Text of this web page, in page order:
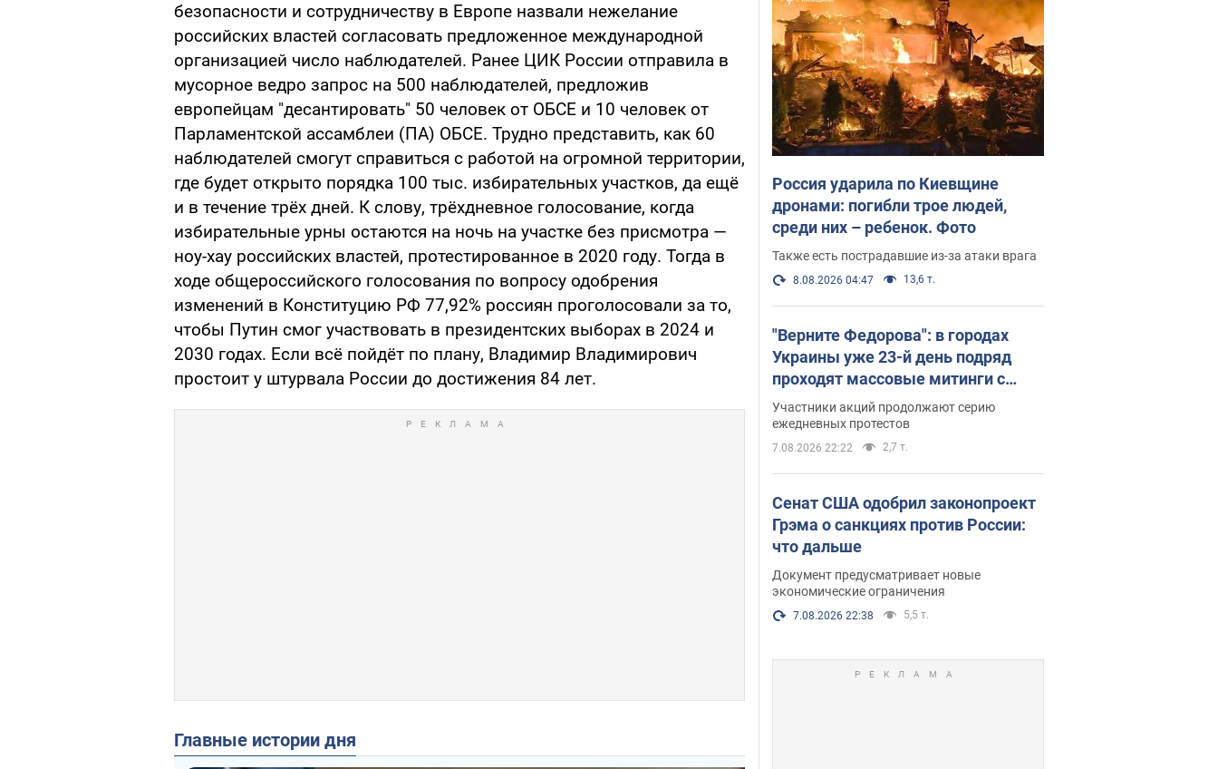
безопасности и сотрудничеству в Европе назвали нежелание
российских властей согласовать предложенное международной
организацией число наблюдателей. Ранее ЦИК России отправила в
мусорное ведро запрос на 500 наблюдателей, предложив
европейцам "десантировать" 50 человек от ОБСЕ и 10 человек от
Парламентской ассамблеи (ПА) ОБСЕ. Трудно представить, как 60
наблюдателей смогут справиться с работой на огромной территории,
где будет открыто порядка 100 тыс. избирательных участков, да ещё
и в течение трёх дней. К слову, трёхдневное голосование, когда
избирательные урны остаются на ночь на участке без присмотра —
ноу-хау российских властей, протестированное в 2020 году. Тогда в
ходе общероссийского голосования по вопросу одобрения
изменений в Конституцию РФ 77,92% россиян проголосовали за то,
чтобы Путин смог участвовать в президентских выборах в 2024 и
2030 годах. Если всё пойдёт по плану, Владимир Владимирович
простоит у штурвала России до достижения 84 лет.
Главные истории дня
Россия ударила по Киевщине
дронами: погибли трое людей,
среди них – ребенок. Фото
Также есть пострадавшие из-за атаки врага
8.08.2026 04:47 13,6 т.
"Верните Федорова": в городах
Украины уже 23-й день подряд
проходят массовые митинги с
плакатами. Фото и видео
Участники акций продолжают серию
ежедневных протестов
7.08.2026 22:22 2,7 т.
Сенат США одобрил законопроект
Грэма о санкциях против России:
что дальше
Документ предусматривает новые
экономические ограничения
7.08.2026 22:38 5,5 т.